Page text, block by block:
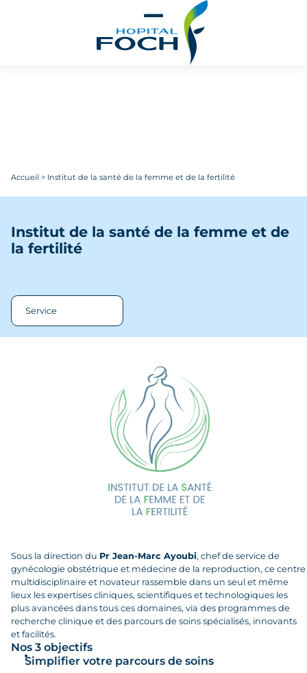
Accueil > Institut de la santé de la femme et de la fertilité
Institut de la santé de la femme et de
la fertilité
Service
ETP - Endométriose
Sous la direction du Pr Jean-Marc Ayoubi, chef de service de
gynécologie obstétrique et médecine de la reproduction, ce centre
multidisciplinaire et novateur rassemble dans un seul et même
lieux les expertises cliniques, scientifiques et technologiques les
plus avancées dans tous ces domaines, via des programmes de
recherche clinique et des parcours de soins spécialisés, innovants
et facilités.
Nos 3 objectifs
Simplifier votre parcours de soins